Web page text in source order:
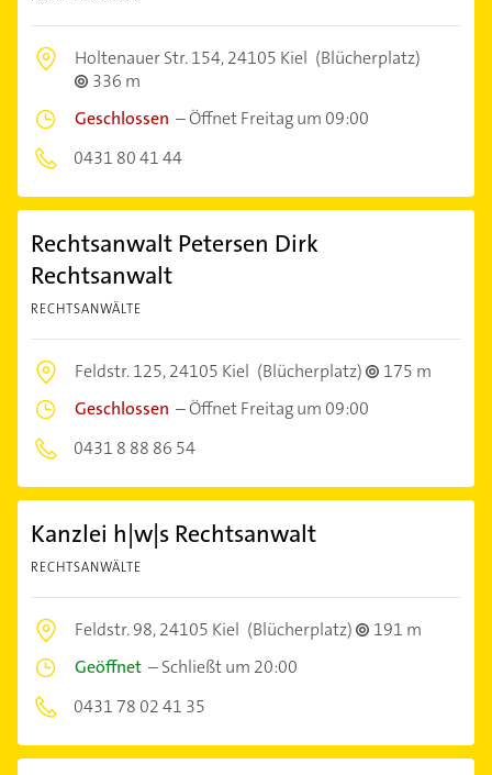
Holtenauer Str. 154,24105 Kiel (Blücherplatz)
336 m
Geschlossen –Öffnet Freitag um 09:00
0431 80 41 44
Rechtsanwalt Petersen Dirk
Rechtsanwalt
RECHTSANWÄLTE
Feldstr. 125,24105 Kiel (Blücherplatz)
175 m
Geschlossen –Öffnet Freitag um 09:00
0431 8 88 86 54
Kanzlei h|w|s Rechtsanwalt
RECHTSANWÄLTE
Feldstr. 98,24105 Kiel (Blücherplatz)
191 m
Geöffnet –Schließt um 20:00
0431 78 02 41 35